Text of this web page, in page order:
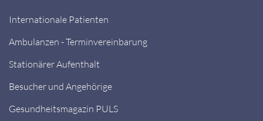
Internationale Patienten
Ambulanzen - Terminvereinbarung
Stationärer Aufenthalt
Besucher und Angehörige
Gesundheitsmagazin PULS